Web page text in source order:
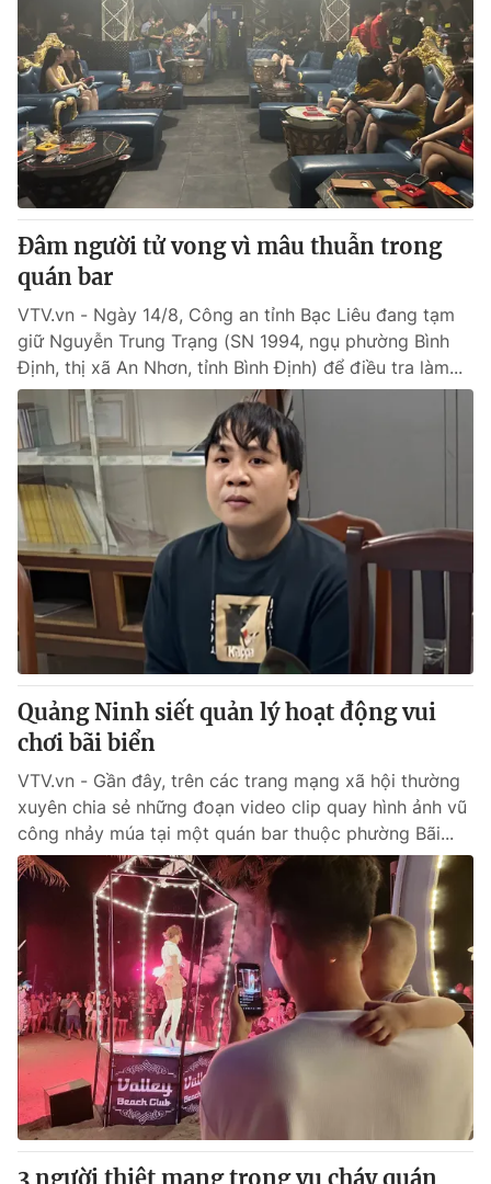
® Cấm sao chép dưới mọi hình thức nếu không có sự chấp
thuận bằng văn bản. Ghi rõ nguồn VTV.vn khi phát hành lại
thông tin từ website này.
Đâm người tử vong vì mâu thuẫn trong
quán bar
VTV.vn - Ngày 14/8, Công an tỉnh Bạc Liêu đang tạm
giữ Nguyễn Trung Trạng (SN 1994, ngụ phường Bình
Định, thị xã An Nhơn, tỉnh Bình Định) để điều tra làm...
Quảng Ninh siết quản lý hoạt động vui
chơi bãi biển
VTV.vn - Gần đây, trên các trang mạng xã hội thường
xuyên chia sẻ những đoạn video clip quay hình ảnh vũ
công nhảy múa tại một quán bar thuộc phường Bãi...
3 người thiệt mạng trong vụ cháy quán